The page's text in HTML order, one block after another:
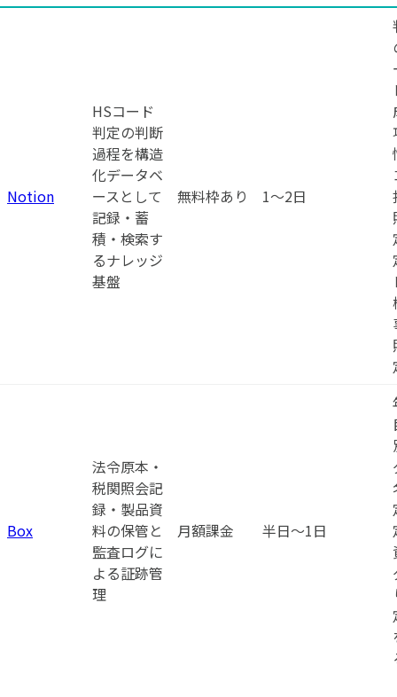
Notion
HSコード
判定の判断
過程を構造
化データベ
ースとして
記録・蓄
積・検索す
るナレッジ
基盤
無料枠あり 1〜2日
Box
法令原本・
税関照会記
録・製品資
料の保管と
監査ログに
よる証跡管
理
月額課金 半日〜1日